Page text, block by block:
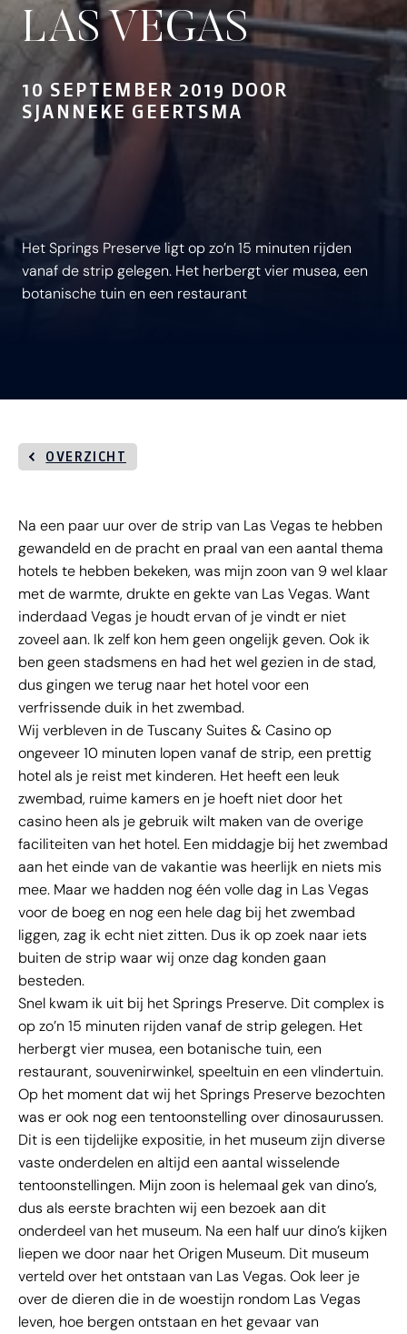
LAS VEGAS
10 SEPTEMBER 2019 DOOR
SJANNEKE GEERTSMA
Het Springs Preserve ligt op zo’n 15 minuten rijden
vanaf de strip gelegen. Het herbergt vier musea, een
botanische tuin en een restaurant
OVERZICHT
Na een paar uur over de strip van Las Vegas te hebben
gewandeld en de pracht en praal van een aantal thema
hotels te hebben bekeken, was mijn zoon van 9 wel klaar
met de warmte, drukte en gekte van Las Vegas. Want
inderdaad Vegas je houdt ervan of je vindt er niet
zoveel aan. Ik zelf kon hem geen ongelijk geven. Ook ik
ben geen stadsmens en had het wel gezien in de stad,
dus gingen we terug naar het hotel voor een
verfrissende duik in het zwembad.
Wij verbleven in de Tuscany Suites & Casino op
ongeveer 10 minuten lopen vanaf de strip, een prettig
hotel als je reist met kinderen. Het heeft een leuk
zwembad, ruime kamers en je hoeft niet door het
casino heen als je gebruik wilt maken van de overige
faciliteiten van het hotel. Een middagje bij het zwembad
aan het einde van de vakantie was heerlijk en niets mis
mee. Maar we hadden nog één volle dag in Las Vegas
voor de boeg en nog een hele dag bij het zwembad
liggen, zag ik echt niet zitten. Dus ik op zoek naar iets
buiten de strip waar wij onze dag konden gaan
besteden.
Snel kwam ik uit bij het Springs Preserve. Dit complex is
op zo’n 15 minuten rijden vanaf de strip gelegen. Het
herbergt vier musea, een botanische tuin, een
restaurant, souvenirwinkel, speeltuin en een vlindertuin.
Op het moment dat wij het Springs Preserve bezochten
was er ook nog een tentoonstelling over dinosaurussen.
Dit is een tijdelijke expositie, in het museum zijn diverse
vaste onderdelen en altijd een aantal wisselende
tentoonstellingen. Mijn zoon is helemaal gek van dino’s,
dus als eerste brachten wij een bezoek aan dit
onderdeel van het museum. Na een half uur dino’s kijken
liepen we door naar het Origen Museum. Dit museum
verteld over het ontstaan van Las Vegas. Ook leer je
over de dieren die in de woestijn rondom Las Vegas
leven, hoe bergen ontstaan en het gevaar van